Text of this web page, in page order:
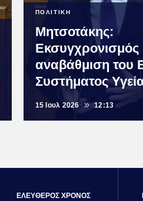
ΠΟΛΙΤΙΚΗ
Μητσοτάκης:
Εκσυγχρονισμός
αναβάθμιση του
Συστήματος
15 Ιουλ 2026 12:13
ΕΛΕΥΘΕΡΟΣ ΧΡΟΝΟΣ